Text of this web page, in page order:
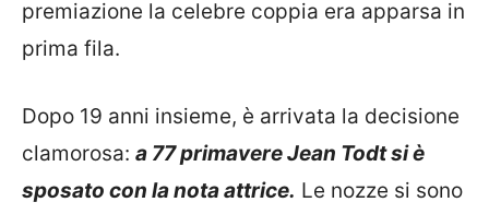
premiazione la celebre coppia era apparsa in
prima fila.
Dopo 19 anni insieme, è arrivata la decisione
clamorosa: a 77 primavere Jean Todt si è
sposato con la nota attrice. Le nozze si sono